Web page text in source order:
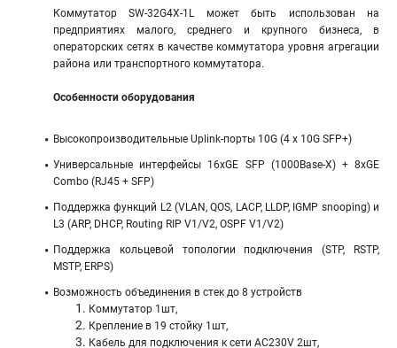
Коммутатор SW-32G4X-1L может быть использован на
предприятиях малого, среднего и крупного бизнеса, в
операторских сетях в качестве коммутатора уровня агрегации
района или транспортного коммутатора.
Особенности оборудования
Высокопроизводительные Uplink-порты 10G (4 x 10G SFP+)
Универсальные интерфейсы 16xGE SFP (1000Base-X) + 8xGE
Combo (RJ45 + SFP)
Поддержка функций L2 (VLAN, QOS, LACP, LLDP, IGMP snooping) и
L3 (ARP, DHCP, Routing RIP V1/V2, OSPF V1/V2)
Поддержка кольцевой топологии подключения (STP, RSTP,
MSTP, ERPS)
Возможность объединения в стек до 8 устройств
Коммутатор 1шт,
Крепление в 19 стойку 1шт,
Кабель для подключения к сети AC230V 2шт,